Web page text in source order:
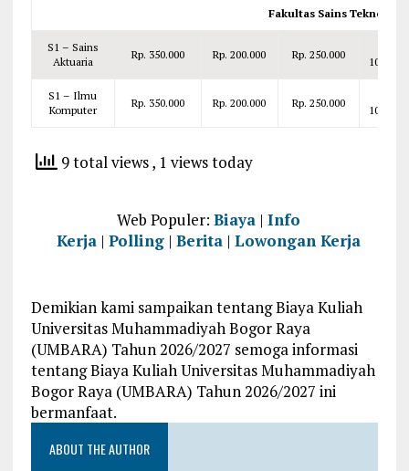
Fakultas Sains
S1 – Sains
Aktuaria
Rp. 350.000 Rp. 200.000 Rp. 250.000
100.000
S1 – Ilmu
Komputer
Rp. 350.000 Rp. 200.000 Rp. 250.000
100.000
9 total views, 1 views today
Web Populer:Biaya |Info
Kerja |Polling |Berita |Lowongan Kerja
Demikian kami sampaikan tentang Biaya Kuliah
Universitas Muhammadiyah Bogor Raya
(UMBARA) Tahun 2026/2027 semoga informasi
tentang Biaya Kuliah Universitas Muhammadiyah
Bogor Raya (UMBARA) Tahun 2026/2027 ini
bermanfaat.
ABOUT THE AUTHOR